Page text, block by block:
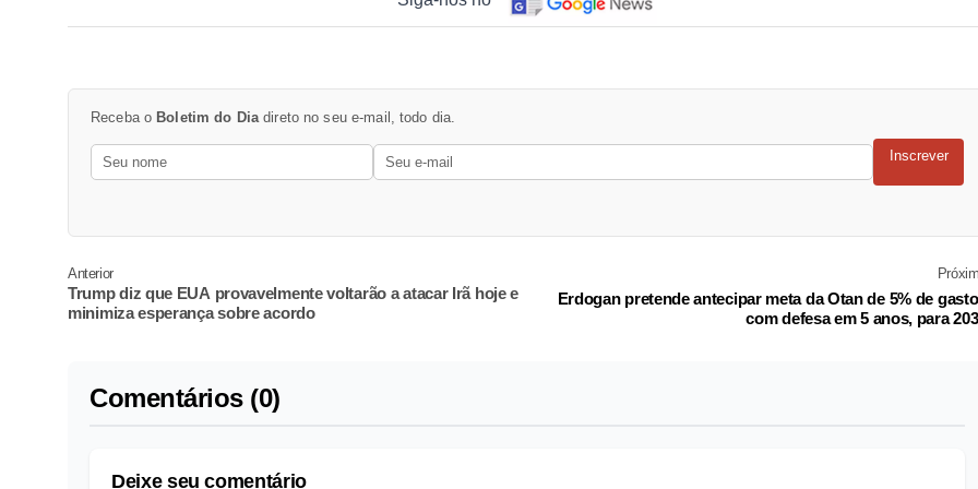
Receba o Boletim do Diadireto no seu e-mail, todo dia.
Inscrever
Anterior
Trump diz que EUA provavelmente voltarão a atacar Irã hoje e
minimiza esperança sobre acordo
Erdogan pretende antecipar meta da Otan de 5% de
com defesa em 5 anos, para
Comentários (0)
Deixe seu comentário